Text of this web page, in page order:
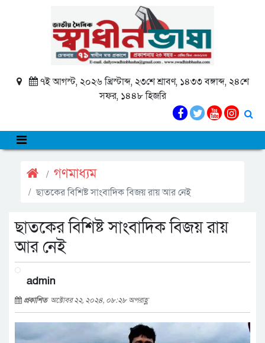
৭ই আগস্ট, ২০২৬ খ্রিস্টাব্দ, ২৩শে শ্রাবণ, ১৪৩৩ বঙ্গাব্দ, ২৪শে
সফর, ১৪৪৮ হিজরি
গণমাধ্যম
ছাতকের বিশিষ্ট সাংবাদিক বিজয় রায় আর নেই
ছাতকের বিশিষ্ট সাংবাদিক বিজয় রায়
আর নেই
admin
প্রকাশিত অক্টোবর ২২, ২০২৪, ০৮:২৮ অপরাহ্ণ